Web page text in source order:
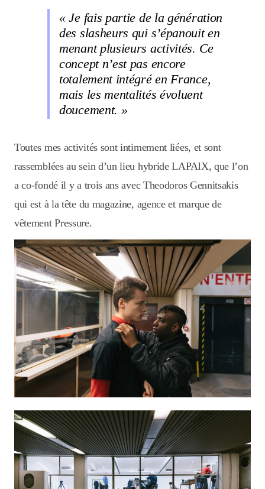
« Je fais partie de la génération
des slasheurs qui s’épanouit en
menant plusieurs activités. Ce
concept n’est pas encore
totalement intégré en France,
mais les mentalités évoluent
doucement. »
Toutes mes activités sont intimement liées, et sont
rassemblées au sein d’un lieu hybride LAPAIX, que l’on
a co-fondé il y a trois ans avec Theodoros Gennitsakis
qui est à la tête du magazine, agence et marque de
vêtement Pressure.